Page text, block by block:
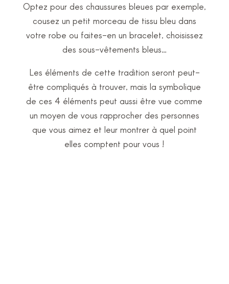
Optez pour des chaussures bleues par exemple,
cousez un petit morceau de tissu bleu dans
votre robe ou faites-en un bracelet, choisissez
des sous-vêtements bleus…
Les éléments de cette tradition seront peut-
être compliqués à trouver, mais la symbolique
de ces 4 éléments peut aussi être vue comme
un moyen de vous rapprocher des personnes
que vous aimez et leur montrer à quel point
elles comptent pour vous !